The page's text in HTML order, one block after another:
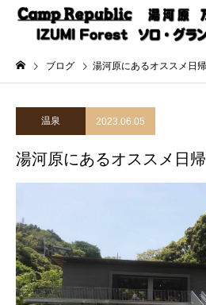
ブログ 湯河原にあるオススメ日
温泉 2023.06.05
湯河原にあるオススメ日